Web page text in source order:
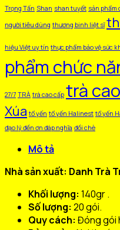
Trọng Tấn Shan shan tuyết sản phẩm
người tiêu dùng thương binh liệt sĩ
hiệu Việt uy tín thực phẩm bảo vệ sức
phẩm chức
27/7 TRÀ trà cao cấp trà
Xúa tổ yến tổ yến Halinest tổ yến
đạo lý đền ơn đáp nghĩa đồi chè
Mô tả
Nhà sản xuất: Danh Trà
Khối lượng: 140gr .
Số lượng: 20 gói.
Quy cách: Đóng gói